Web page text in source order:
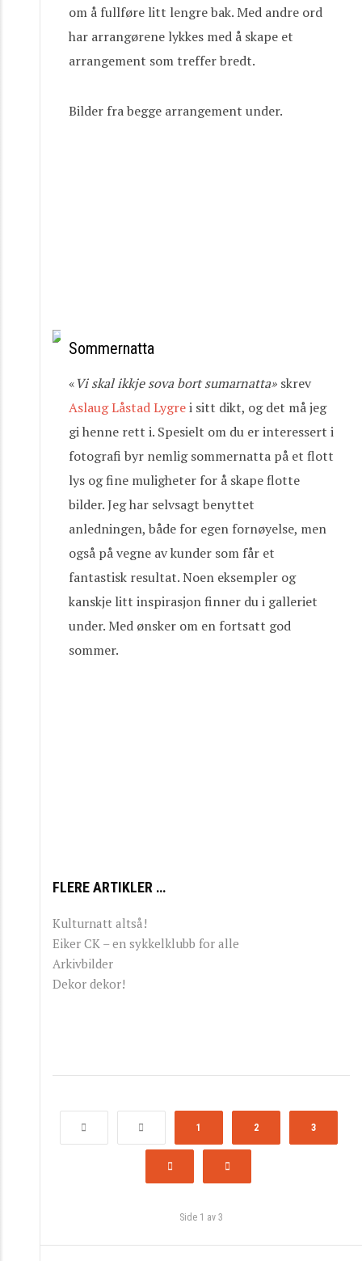
om å fullføre litt lengre bak. Med andre ord
har arrangørene lykkes med å skape et
arrangement som treffer bredt.
Bilder fra begge arrangement under.
Sommernatta
«Viskalikkjesovabort sumarnatta» skrev
Aslaug Låstad Lygrei sitt dikt, og det må jeg
gi henne rett i. Spesielt om du er interessert i
fotografi byr nemlig sommernatta på et flott
lys og fine muligheter for å skape flotte
bilder. Jeg har selvsagt benyttet
anledningen, både for egen fornøyelse, men
også på vegne av kunder som får et
fantastisk resultat. Noen eksempler og
kanskje litt inspirasjon finner du i galleriet
under. Med ønsker om en fortsatt god
sommer.
FLERE ARTIKLER …
Kulturnatt altså!
Eiker CK – en sykkelklubb for alle
Arkivbilder
Dekor dekor!
1 2 3
Side 1 av 3